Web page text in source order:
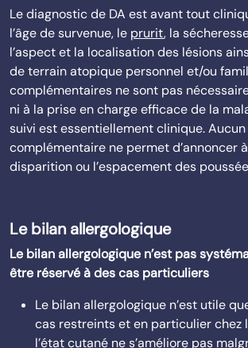
Le diagnostic de DA est avant tout
l’âge de survenue, le prurit, la
l’aspect et la localisation des lésions
de terrain atopique personnel et/ou
complémentaires ne sont pas
ni à la prise en charge efficace de la
suivi est essentiellement clinique.
complémentaire ne permet d’annoncer à
disparition ou l’espacement des
Le bilan allergologique
Le bilan allergologique n’est pas
être réservé à des cas particuliers
Le bilan allergologique n’est utile
cas restreints et en particulier chez
l’état cutané ne s’améliore pas